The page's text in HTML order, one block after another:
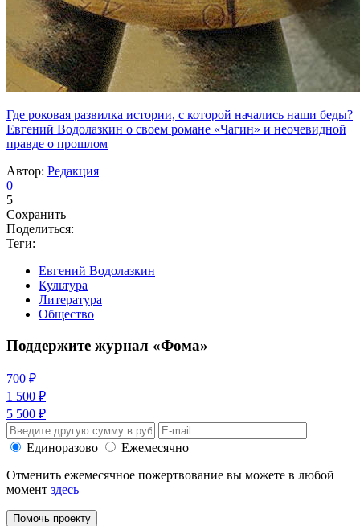
Где роковая развилка истории, с которой начались наши беды?
Евгений Водолазкин о своем романе «Чагин» и неочевидной
правде о прошлом
Автор: Редакция
0
5
Сохранить
Поделиться:
Теги:
Евгений Водолазкин
Культура
Литература
Общество
Поддержите журнал «Фома»
700 ₽
1 500 ₽
5 500 ₽
Единоразово
Ежемесячно
Отменить ежемесячное пожертвование вы можете в любой
момент здесь
Помочь проекту